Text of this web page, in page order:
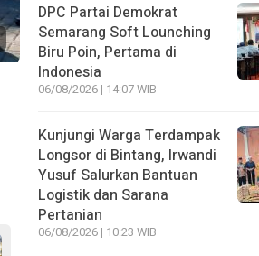
DPC Partai Demokrat
Semarang Soft Lounching
Biru Poin, Pertama di
Indonesia
06/08/2026 | 14:07 WIB
Kunjungi Warga Terdampak
Longsor di Bintang, Irwandi
Yusuf Salurkan Bantuan
Logistik dan Sarana
Pertanian
06/08/2026 | 10:23 WIB